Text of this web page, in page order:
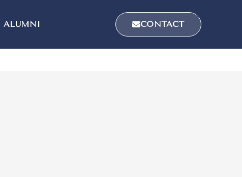
ALUMNI CONTACT